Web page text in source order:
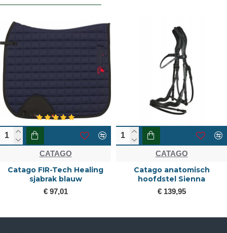
CATAGO
Catago FIR-Tech Healing
sjabrak blauw
€ 97,01
CATAGO
Catago anatomisch
hoofdstel Sienna
€ 139,95